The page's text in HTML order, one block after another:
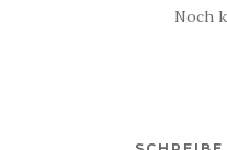
Noch